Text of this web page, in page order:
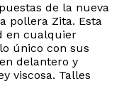
de la nueva
pollera Zita. Esta
en cualquier
único con sus
delantero y
viscosa. Talles